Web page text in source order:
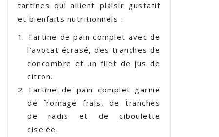
tartines qui allient plaisir gustatif
et bienfaits nutritionnels :
Tartine de pain complet avec de
l’avocat écrasé, des tranches de
concombre et un filet de jus de
citron.
Tartine de pain complet garnie
de fromage frais, de tranches
de radis et de ciboulette
ciselée.